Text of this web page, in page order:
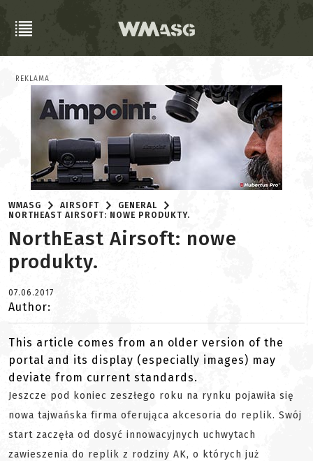
REKLAMA
WMASG AIRSOFT
GENERAL
NORTHEAST AIRSOFT: NOWE PRODUKTY.
NorthEast Airsoft: nowe
produkty.
07.06.2017
Author:
This article comes from an older version of the
portal and its display (especially images) may
deviate from current standards.
Jeszcze pod koniec zeszłego roku na rynku pojawiła się
nowa tajwańska firma oferująca akcesoria do replik. Swój
start zaczęła od dosyć innowacyjnych uchwytach
zawieszenia do replik z rodziny AK, o których już